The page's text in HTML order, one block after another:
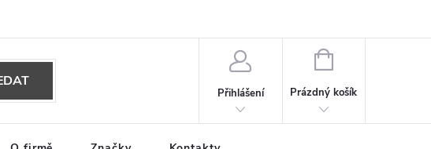
Přihlášení
NÁKUPNÍ
Prázdný košík